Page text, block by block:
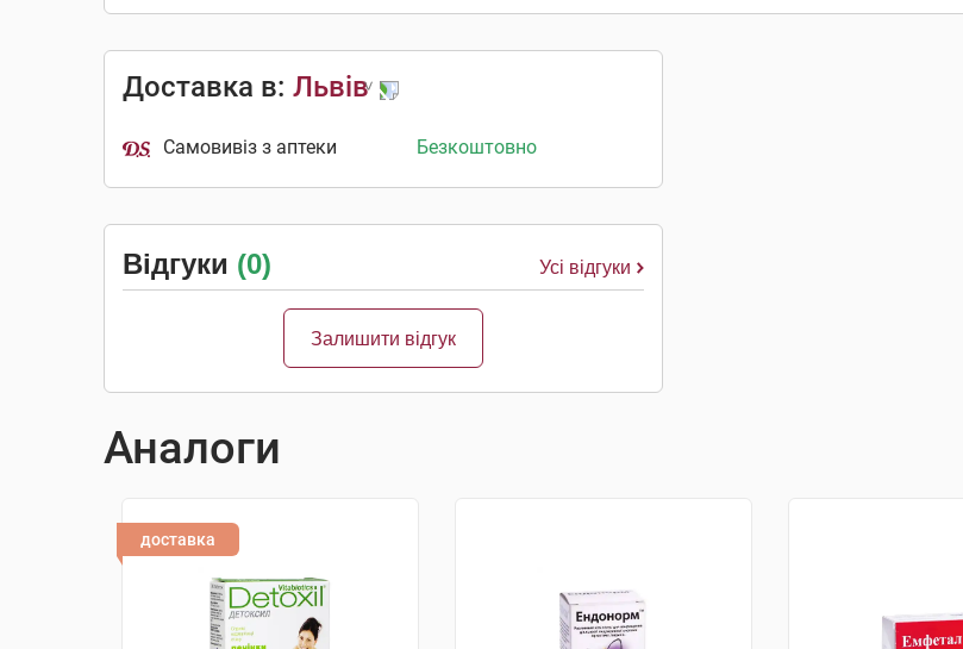
Доставка в: Львів
Самовивіз з аптеки Безкоштовно
Відгуки (0) Усі відгуки
Залишити відгук
Аналоги
доставка